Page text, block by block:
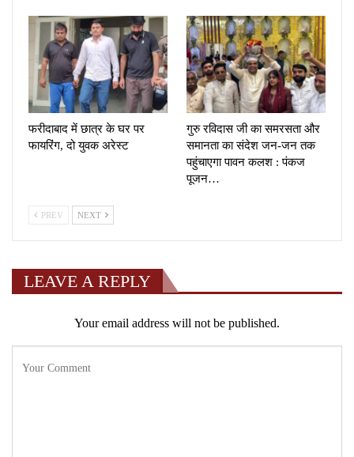
फरीदाबाद में छात्र के घर पर
फायरिंग, दो युवक अरेस्ट
गुरु रविदास जी का समरसता और
समानता का संदेश जन-जन तक
पहुंचाएगा पावन कलश : पंकज
पूजन…
PREV NEXT
LEAVE A REPLY
Your email address will not be published.